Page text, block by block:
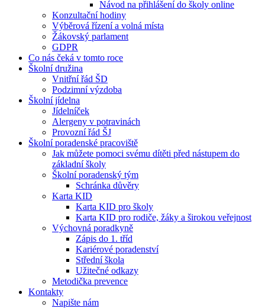
Návod na přihlášení do školy online
Konzultační hodiny
Výběrová řízení a volná místa
Žákovský parlament
GDPR
Co nás čeká v tomto roce
Školní družina
Vnitřní řád ŠD
Podzimní výzdoba
Školní jídelna
Jídelníček
Alergeny v potravinách
Provozní řád ŠJ
Školní poradenské pracoviště
Jak můžete pomoci svému dítěti před nástupem do
základní školy
Školní poradenský tým
Schránka důvěry
Karta KID
Karta KID pro školy
Karta KID pro rodiče, žáky a širokou veřejnost
Výchovná poradkyně
Zápis do 1. tříd
Kariérové poradenství
Střední škola
Užitečné odkazy
Metodička prevence
Kontakty
Napište nám